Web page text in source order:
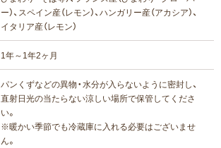
ー）、スペイン産（レモン）、ハンガリー産（アカシア）、
イタリア産（レモン）
1年～1年2ヶ月
パンくずなどの異物・水分が入らないように密封し、
直射日光の当たらない涼しい場所で保管してくださ
い。
※暖かい季節でも冷蔵庫に入れる必要はございませ
ん。